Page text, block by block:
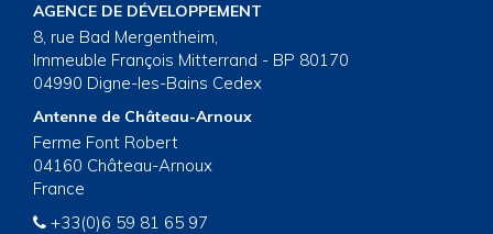
AGENCE DE DÉVELOPPEMENT
8, rue Bad Mergentheim,
Immeuble François Mitterrand - BP 80170
04990 Digne-les-Bains Cedex
Antenne de Château-Arnoux
Ferme Font Robert
04160 Château-Arnoux
France
+33(0)6 59 81 65 97